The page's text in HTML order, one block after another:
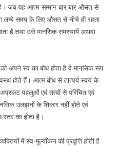
जब यह आत्म-सम्मान बार बार औसत से
लम्बे समय के लिए औसत से नीचे ही रहता
है तथा उसे मानसिक समस्यायें अथवा
को अपने स्व का बोध होता है वे मानसिक रूप
होते हैं। आत्म बोध से तात्पर्य स्वयं के
पहलुओं एवं तत्वों से परिचित एवं
उलझनों के शिकार नहीं होते एवं
का होता है।
में स्व-मूल्यॉंकन की प्रवृत्ति होती है